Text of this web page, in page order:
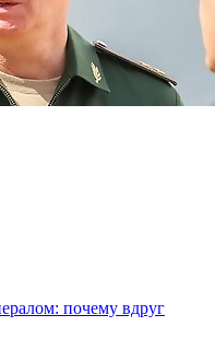
почему вдруг